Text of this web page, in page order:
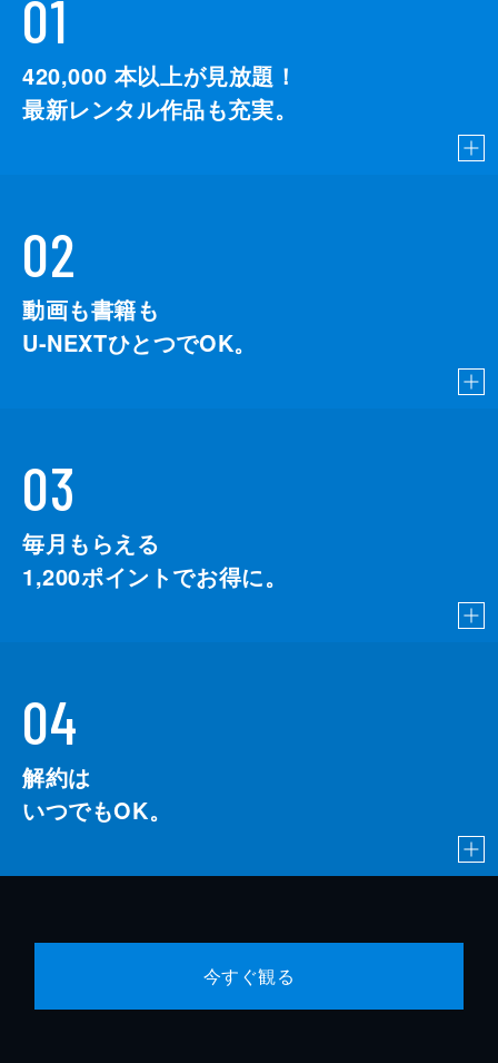
01
420,000 本以上が見放題！
最新レンタル作品も充実。
02
動画も書籍も
U-NEXTひとつでOK。
03
毎月もらえる
1,200ポイントでお得に。
04
解約は
いつでもOK。
今すぐ観る